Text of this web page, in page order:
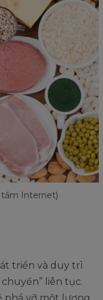
tầm Internet)
triển và duy trì
liên tục.
vỡ một lượng